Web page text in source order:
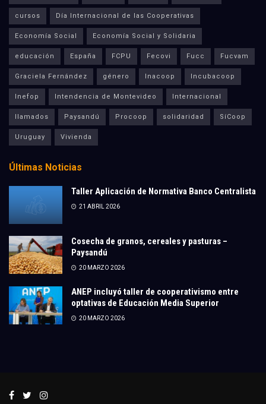
cursos Día Internacional de las Cooperativas
Economía Social Economía Social y Solidaria
educación España FCPU Fecovi Fucc Fucvam
Graciela Fernández género Inacoop Incubacoop
Inefop Intendencia de Montevideo Internacional
llamados Paysandú Procoop solidaridad SíCoop
Uruguay Vivienda
Últimas Noticias
Taller Aplicación de Normativa Banco Centralista
21 ABRIL 2026
Cosecha de granos, cereales y pasturas –
Paysandú
20 MARZO 2026
ANEP incluyó taller de cooperativismo entre
optativas de Educación Media Superior
20 MARZO 2026